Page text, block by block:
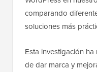
comparando
soluciones más
Esta investigación
de dar marca y